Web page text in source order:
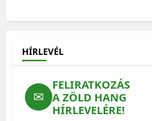
HÍRLEVÉL
✉
FELIRATKOZÁS
A ZÖLD HANG
HÍRLEVELÉRE!